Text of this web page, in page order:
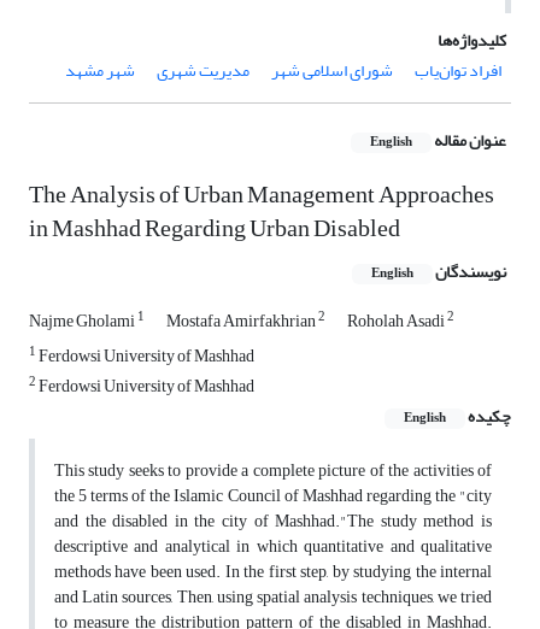
کلیدواژه‌ها
افراد توان‌یاب
شورای اسلامی شهر مدیریت شهری شهر مشهد
عنوان مقاله English
The Analysis of Urban Management Approaches
in Mashhad Regarding Urban Disabled
نویسندگان English
Najme Gholami1 Mostafa Amirfakhrian2 Roholah Asadi2
1Ferdowsi University of Mashhad
2Ferdowsi University of Mashhad
چکیده
English
This study seeks to provide a complete picture of the activities of
the 5 terms of the Islamic Council of Mashhad regarding the "city
and the disabled in the city of Mashhad."The study method is
descriptive and analytical in which quantitative and qualitative
methods have been used. In the first step, by studying the internal
and Latin sources, Then, using spatial analysis techniques, we tried